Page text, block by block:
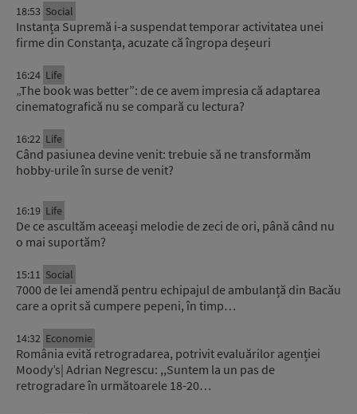
18:53 Social
Instanța Supremă i-a suspendat temporar activitatea unei
firme din Constanța, acuzate că îngropa deșeuri
16:24 Life
„The book was better”: de ce avem impresia că adaptarea
cinematografică nu se compară cu lectura?
16:22 Life
Când pasiunea devine venit: trebuie să ne transformăm
hobby-urile în surse de venit?
16:19 Life
De ce ascultăm aceeași melodie de zeci de ori, până când nu
o mai suportăm?
15:11 Social
7000 de lei amendă pentru echipajul de ambulanță din Bacău
care a oprit să cumpere pepeni, în timp…
14:32 Economie
România evită retrogradarea, potrivit evaluărilor agenției
Moody’s| Adrian Negrescu: ,,Suntem la un pas de
retrogradare în următoarele 18-20…